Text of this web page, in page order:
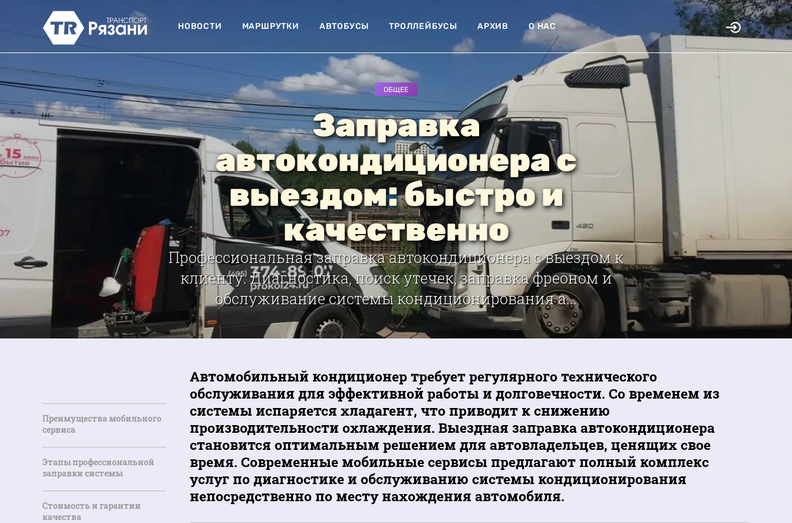
НОВОСТИ МАРШРУТКИ АВТОБУСЫ ТРОЛЛЕЙБУСЫ АРХИВ О НАС
ОБЩЕЕ
Заправка
автокондиционера с
выездом: быстро и
качественно
Профессиональная заправка автокондиционера с выездом к
клиенту. Диагностика, поиск утечек, заправка фреоном и
обслуживание системы кондиционирования а...
Преимущества мобильного
сервиса
Этапы профессиональной
заправки системы
Стоимость и гарантии
качества
Автомобильный кондиционер требует регулярного технического
обслуживания для эффективной работы и долговечности. Со временем из
системы испаряется хладагент, что приводит к снижению
производительности охлаждения. Выездная заправка автокондиционера
становится оптимальным решением для автовладельцев, ценящих свое
время. Современные мобильные сервисы предлагают полный комплекс
услуг по диагностике и обслуживанию системы кондиционирования
непосредственно по месту нахождения автомобиля.